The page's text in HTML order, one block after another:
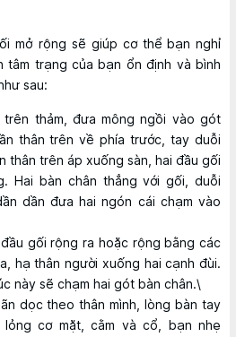
mở rộng sẽ giúp cơ thể bạn nghỉ
tâm trạng của bạn ổn định và bình
sau:
trên thảm, đưa mông ngồi vào gót
thân trên về phía trước, tay duỗi
thân trên áp xuống sàn, hai đầu gối
Hai bàn chân thẳng với gối, duỗi
dần đưa hai ngón cái chạm vào
gối rộng ra hoặc rộng bằng các
hạ thân người xuống hai cạnh đùi.
này sẽ chạm hai gót bàn chân.\
dọc theo thân mình, lòng bàn tay
cơ mặt, cằm và cổ, bạn nhẹ